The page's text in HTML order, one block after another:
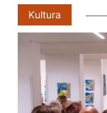
Kultura